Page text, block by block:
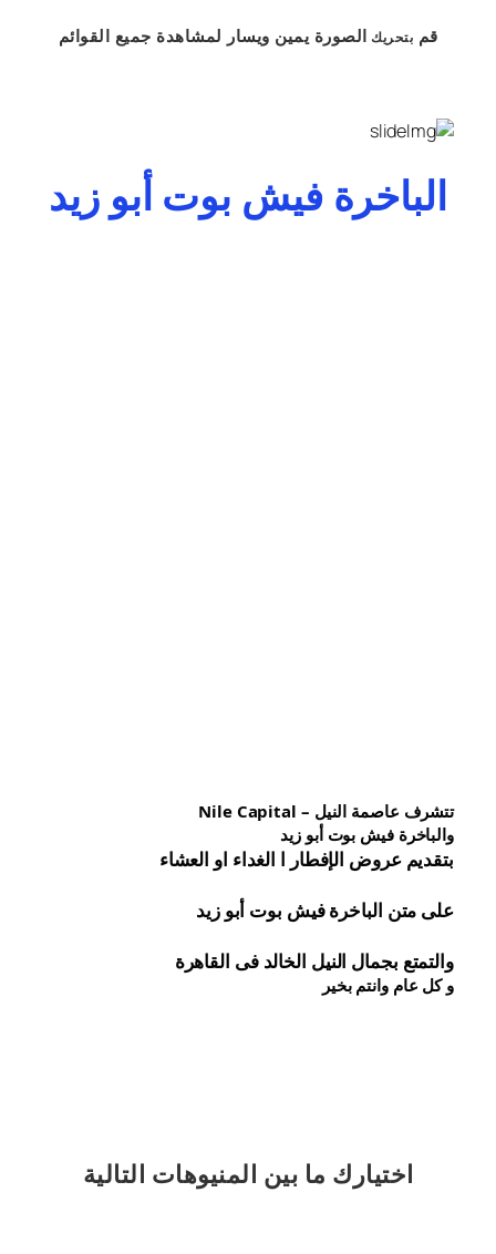
قم بتحريك الصورة يمين ويسار لمشاهدة جميع القوائم
الباخرة فيش بوت أبو زيد
تتشرف عاصمة النيل – Nile Capital
والباخرة فيش بوت أبو زيد
بتقديم عروض الإفطار ا الغداء او العشاء
على متن الباخرة فيش بوت أبو زيد
والتمتع بجمال النيل الخالد فى القاهرة
و كل عام وانتم بخير
اختيارك ما بين المنيوهات التالية